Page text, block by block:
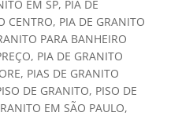
EM SP, PIA DE
CENTRO, PIA DE GRANITO
PARA BANHEIRO
, PIA DE GRANITO
, PIAS DE GRANITO
DE GRANITO, PISO DE
EM SÃO PAULO,